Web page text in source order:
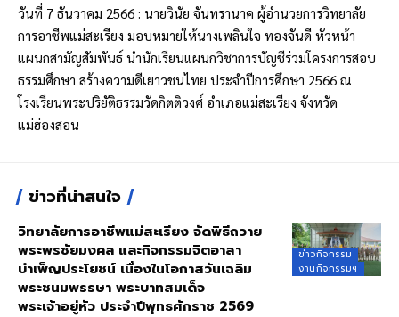
วันที่ 7 ธันวาคม 2566 : นายวินัย จันทรานาค ผู้อำนวยการวิทยาลัย
การอาชีพแม่สะเรียง มอบหมายให้นางเพลินใจ ทองจันดี หัวหน้า
แผนกสามัญสัมพันธ์ นำนักเรียนแผนกวิชาการบัญชีร่วมโครงการสอบ
ธรรมศึกษา สร้างความดีเยาวชนไทย ประจำปีการศึกษา 2566 ณ
โรงเรียนพระปริยัติธรรมวัดกิตติวงศ์ อำเภอแม่สะเรียง จังหวัด
แม่ฮ่องสอน
ข่าวที่น่าสนใจ
ข่าวกิจกรรม
งานกิจกรรมฯ
วิทยาลัยการอาชีพแม่สะเรียง จัดพิธีถวาย
พระพรชัยมงคล และกิจกรรมจิตอาสา
บำเพ็ญประโยชน์ เนื่องในโอกาสวันเฉลิม
พระชนมพรรษา พระบาทสมเด็จ
พระเจ้าอยู่หัว ประจำปีพุทธศักราช 2569